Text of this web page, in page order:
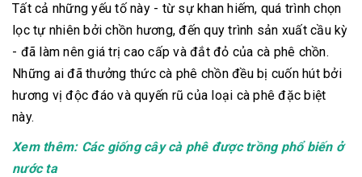
Tất cả những yếu tố này - từ sự khan hiếm, quá trình chọn
lọc tự nhiên bởi chồn hương, đến quy trình sản xuất cầu kỳ
- đã làm nên giá trị cao cấp và đắt đỏ của cà phê chồn.
Những ai đã thưởng thức cà phê chồn đều bị cuốn hút bởi
hương vị độc đáo và quyến rũ của loại cà phê đặc biệt
này.
Xem thêm: Các giống cây cà phê được trồng phổ biến ở
nước ta